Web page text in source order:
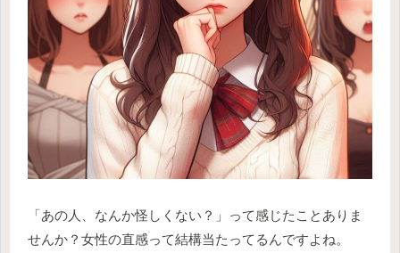
「あの人、なんか怪しくない？」って感じたことありま
せんか？女性の直感って結構当たってるんですよね。